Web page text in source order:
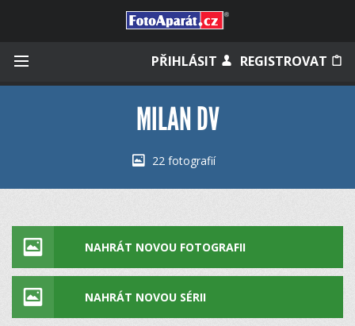
PŘIHLÁSIT REGISTROVAT
Měli jste účet na starém webu?
MILAN DV
22 fotografií
NAHRÁT NOVOU FOTOGRAFII
NAHRÁT NOVOU SÉRII